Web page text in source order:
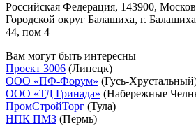
Российская Федерация, 143900,
Городской округ Балашиха, г.
44, пом 4
Вам могут быть интересны
Проект 3006 (Липецк)
ООО «ПФ-Форум» (Гусь-
ООО «ТД Гринада» (Набережные
ПромСтройТорг (Тула)
НПК ПМЗ (Пермь)